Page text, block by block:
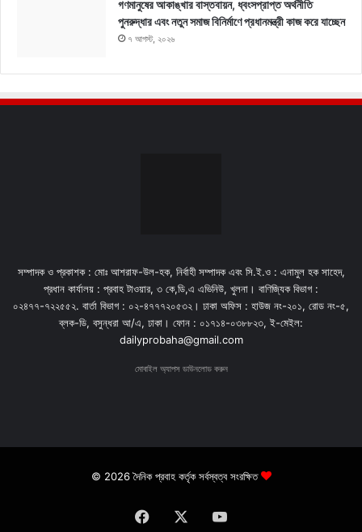
গণমানুষের আকাঙ্খার বাস্তবায়ন, ধ্বংসপ্রাপ্ত অর্থনীতি
পুনরুদ্ধার এবং নতুন সমাজ বিনির্মাণে প্রধানমন্ত্রী কাজ করে যাচ্ছেন
৭ আগস্ট, ২০২৬
সম্পাদক ও প্রকাশক : মোঃ আশরাফ-উল-হক, নির্বাহী সম্পাদক এবং সি.ই.ও : এনামুল হক সাহেদ,
প্রধান কার্যালয় : প্রবাহ টাওয়ার, ৩ কে,ডি,এ এভিনিউ, খুলনা। বাণিজ্যিক বিভাগ :
০২৪৭৭-৭২২৫৫২. বার্তা বিভাগ : ০২-৪৭৭৭২০৫৩২। ঢাকা অফিস : হাউজ নং-২০১, রোড নং-৫,
ব্লক-ডি, বসুন্ধরা আ/এ, ঢাকা। ফোন : ০১৭১৪-০৩৮৮২৩, ই-মেইল:
dailyprobaha@gmail.com
মোবাইল অ্যাপস ডাউনলোড করুন
© 2026 দৈনিক প্রবাহ কর্তৃক সর্বস্বত্ব সংরক্ষিত
Facebook